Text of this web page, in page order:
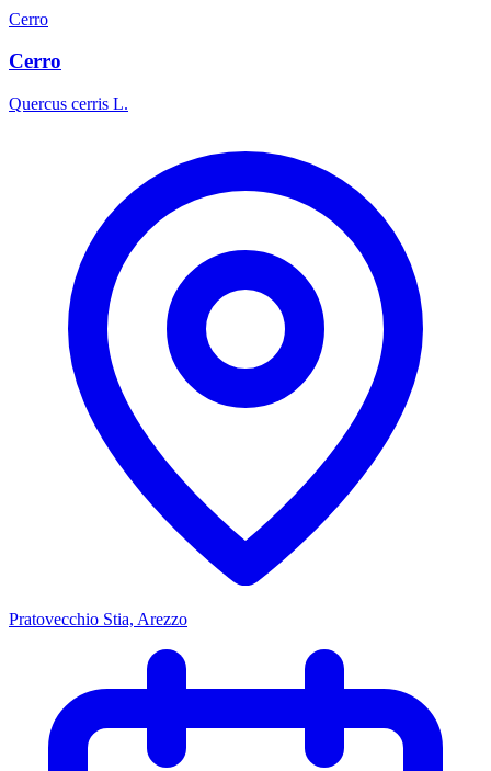
Cerro
Cerro
Quercus cerris L.
Pratovecchio Stia, Arezzo